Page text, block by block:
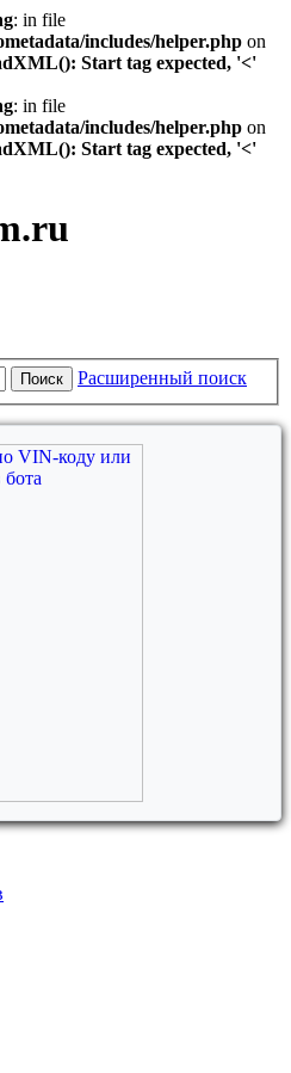
: in file
includes/helper.php on
Start tag expected, '<'
: in file
includes/helper.php on
Start tag expected, '<'
Поиск Расширенный поиск